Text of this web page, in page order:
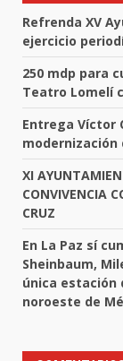
Refrenda XV
ejercicio
250 mdp para
Teatro Lomelí
Entrega Víctor
modernización
XI
CONVIVENCIA
CRUZ
En La Paz sí
Sheinbaum,
única estación
noroeste de